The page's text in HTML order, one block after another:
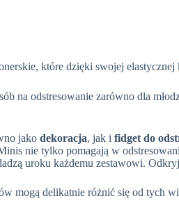
które dzięki swojej elastycznej
na odstresowanie zarówno dla
jako dekoracja, jak i fidget do
nie tylko pomagają w
uroku każdemu zestawowi.
mogą delikatnie różnić się od tych